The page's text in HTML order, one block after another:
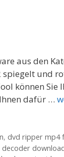
aus den
spiegelt und
können Sie
dafür …
, dvd ripper mp4